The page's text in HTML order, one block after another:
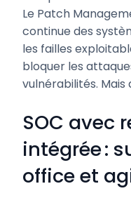
Le Patch
continue des
les failles
bloquer les
vulnérabilités. Mais
SOC avec
intégrée :
office et